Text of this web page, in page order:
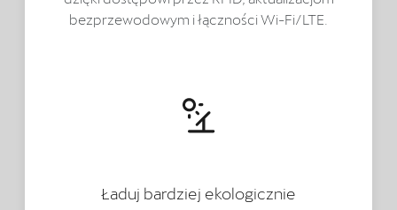
bezprzewodowym i łączności Wi-Fi/LTE.
Ładuj bardziej ekologicznie